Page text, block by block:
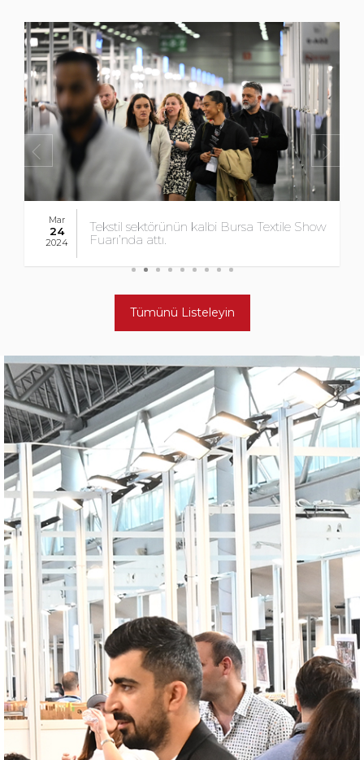
Feb
20
2024
KFA Fuarcılık Gulfood 2024’e İş Gezisi
Düzenledi.
Tümünü Listeleyin